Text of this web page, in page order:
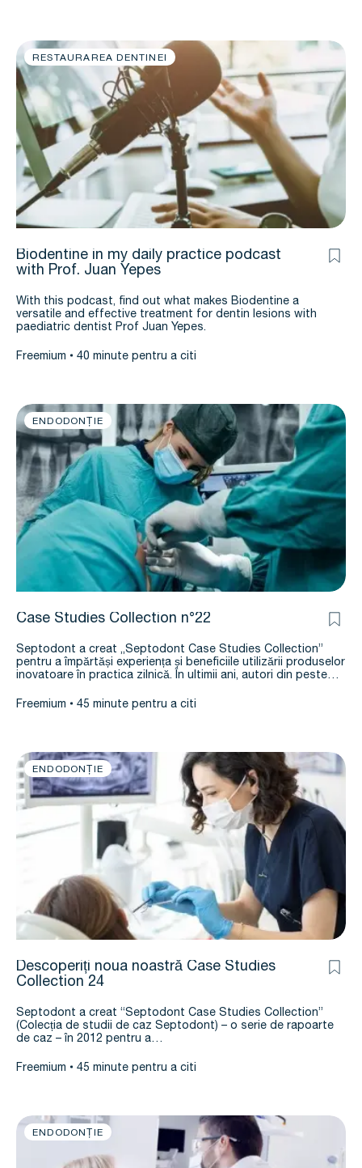
RESTAURAREA DENTINEI
Biodentine in my daily practice podcast
with Prof. Juan Yepes
With this podcast, find out what makes Biodentine a
versatile and effective treatment for dentin lesions with
paediatric dentist Prof Juan Yepes.
Freemium 40 minute pentru a citi
ENDODONȚIE
Case Studies Collection n°22
Septodont a creat „Septodont Case Studies Collection”
pentru a împărtăși experiența și beneficiile utilizării produselor
inovatoare în practica zilnică. În ultimii ani, autori din peste…
Freemium 45 minute pentru a citi
ENDODONȚIE
Descoperiți noua noastră Case Studies
Collection 24
Septodont a creat “Septodont Case Studies Collection”
(Colecția de studii de caz Septodont) – o serie de rapoarte
de caz – în 2012 pentru a…
Freemium 45 minute pentru a citi
ENDODONȚIE